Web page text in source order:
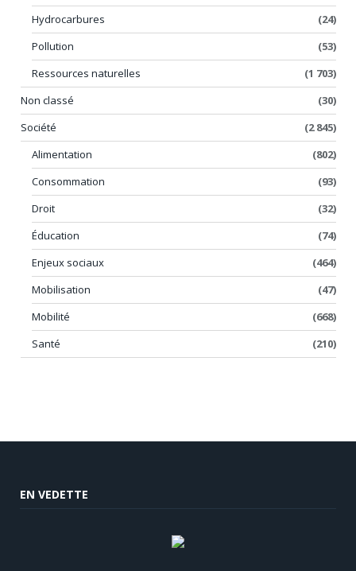
Hydrocarbures
(24)
Pollution
(53)
Ressources naturelles
(1 703)
Non classé
(30)
Société
(2 845)
Alimentation
(802)
Consommation
(93)
Droit
(32)
Éducation
(74)
Enjeux sociaux
(464)
Mobilisation
(47)
Mobilité
(668)
Santé
(210)
EN VEDETTE